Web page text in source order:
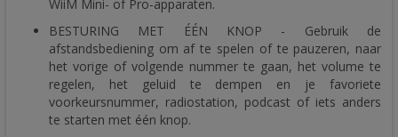
WiiM Mini- of Pro-apparaten.
BESTURING MET ÉÉN KNOP - Gebruik de
afstandsbediening om af te spelen of te pauzeren, naar
het vorige of volgende nummer te gaan, het volume te
regelen, het geluid te dempen en je favoriete
voorkeursnummer, radiostation, podcast of iets anders
te starten met één knop.